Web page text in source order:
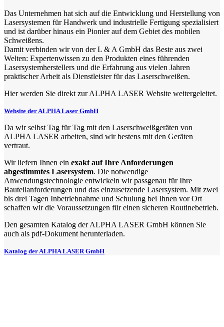
Das Unternehmen hat sich auf die Entwicklung und Herstellung von
Lasersystemen für Handwerk und industrielle Fertigung spezialisiert
und ist darüber hinaus ein Pionier auf dem Gebiet des mobilen
Schweißens.
Damit verbinden wir von der L & A GmbH das Beste aus zwei
Welten: Expertenwissen zu den Produkten eines führenden
Lasersystemherstellers und die Erfahrung aus vielen Jahren
praktischer Arbeit als Dienstleister für das Laserschweißen.
Hier werden Sie direkt zur ALPHA LASER Website weitergeleitet.
Website der ALPHA Laser GmbH
Da wir selbst Tag für Tag mit den Laserschweißgeräten von
ALPHA LASER arbeiten, sind wir bestens mit den Geräten
vertraut.
Wir liefern Ihnen ein exakt auf Ihre Anforderungen
abgestimmtes Lasersystem. Die notwendige
Anwendungstechnologie entwickeln wir passgenau für Ihre
Bauteilanforderungen und das einzusetzende Lasersystem. Mit zwei
bis drei Tagen Inbetriebnahme und Schulung bei Ihnen vor Ort
schaffen wir die Voraussetzungen für einen sicheren Routinebetrieb.
Den gesamten Katalog der ALPHA LASER GmbH können Sie
auch als pdf-Dokument herunterladen.
Katalog der ALPHA LASER GmbH